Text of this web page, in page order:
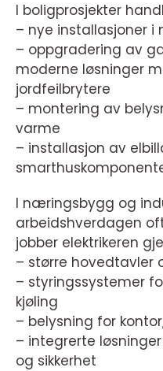
I boligprosjekter
– nye installasjoner i
– oppgradering av
moderne løsninger
jordfeilbrytere
– montering av
varme
– installasjon av
I næringsbygg og
arbeidshverdagen
jobber elektrikeren
– større hovedtavler
– styringssystemer
kjøling
– belysning for
– integrerte
og sikkerhet